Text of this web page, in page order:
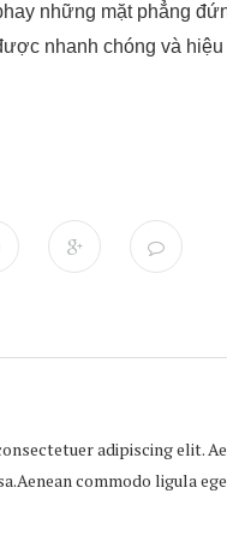
những mặt phẳng
nhanh chóng và hiệu
adipiscing elit.
commodo ligula